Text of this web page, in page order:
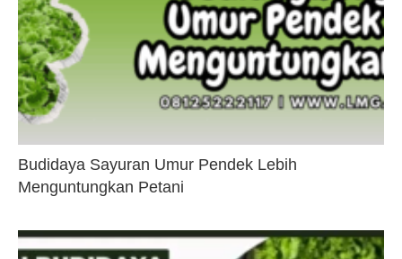
Budidaya Sayuran Umur Pendek Lebih
Menguntungkan Petani